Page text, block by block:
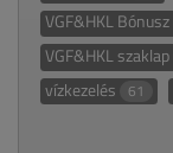
VGF&HKL Bónusz
VGF&HKL szaklap
vízkezelés 61